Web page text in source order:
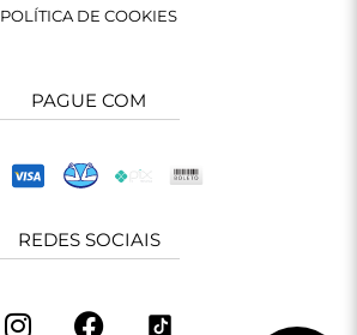
POLÍTICA DE COOKIES
PAGUE COM
REDES SOCIAIS